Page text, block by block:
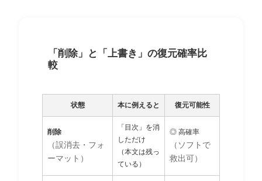
「削除」と「上書き」の復元確率比
較
状態 本に例えると 復元可能性
削除
（誤消去・フォ
ーマット）
「目次」を消
しただけ
（本文は残っ
ている）
◎ 高確率
（ソフトで
救出可）